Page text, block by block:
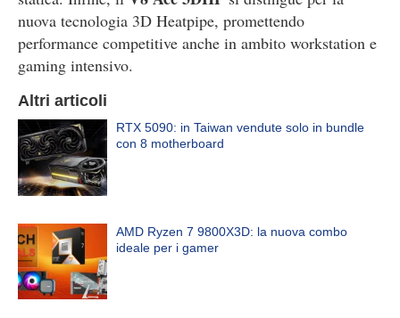
nuova tecnologia 3D Heatpipe, promettendo
performance competitive anche in ambito workstation e
gaming intensivo.
Altri articoli
RTX 5090: in Taiwan vendute solo in bundle
con 8 motherboard
AMD Ryzen 7 9800X3D: la nuova combo
ideale per i gamer